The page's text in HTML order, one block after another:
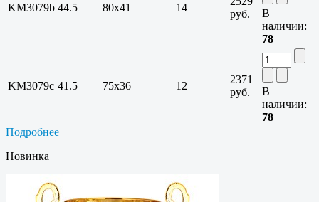
KM3079b 44.5 80х41 14
руб.
В
наличии:
78
KM3079c 41.5 75х36 12
2371
руб.
В
наличии:
78
Подробнее
Новинка